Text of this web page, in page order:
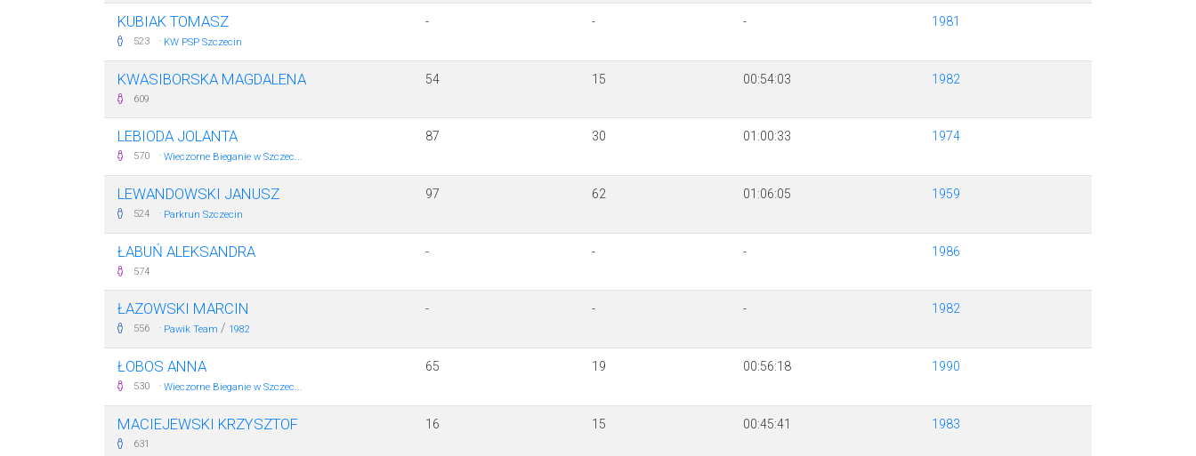
KUBIAK TOMASZ
523 · KW PSP Szczecin
- - - 1981
KWASIBORSKA MAGDALENA
609
54 15 00:54:03 1982
LEBIODA JOLANTA
570 · Wieczorne Bieganie w Szczec...
87 30 01:00:33 1974
LEWANDOWSKI JANUSZ
524 · Parkrun Szczecin
97 62 01:06:05 1959
ŁABUŃ ALEKSANDRA
574
- - - 1986
ŁAZOWSKI MARCIN
556 · Pawik Team / 1982
- - - 1982
ŁOBOS ANNA
530 · Wieczorne Bieganie w Szczec...
65 19 00:56:18 1990
MACIEJEWSKI KRZYSZTOF
631
16 15 00:45:41 1983